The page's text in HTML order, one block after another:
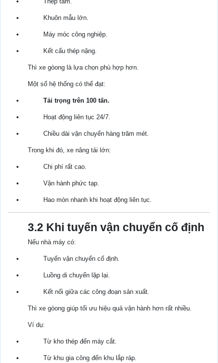
Khuôn mẫu lớn.
Máy móc công nghiệp.
Kết cấu thép nặng.
Thì xe gòong là lựa chọn phù hợp hơn.
Một số hệ thống có thể đạt:
Tải trọng trên 100 tấn.
Hoạt động liên tục 24/7.
Chiều dài vận chuyển hàng trăm mét.
Trong khi đó, xe nâng tải lớn:
Chi phí rất cao.
Vận hành phức tạp.
Hao mòn nhanh khi hoạt động liên tục.
3.2 Khi tuyến vận chuyển cố định
Nếu nhà máy có:
Tuyến vận chuyển cố định.
Luồng di chuyển lặp lại.
Kết nối giữa các công đoạn sản xuất.
Thì xe gòong giúp tối ưu hiệu quả vận hành hơn rất nhiều.
Ví dụ:
Từ kho thép đến máy cắt.
Từ khu gia công đến khu lắp ráp.